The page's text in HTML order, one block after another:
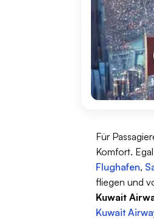
Für
Komfort.
Flughafen,
fliegen und
Kuwait
Kuwait